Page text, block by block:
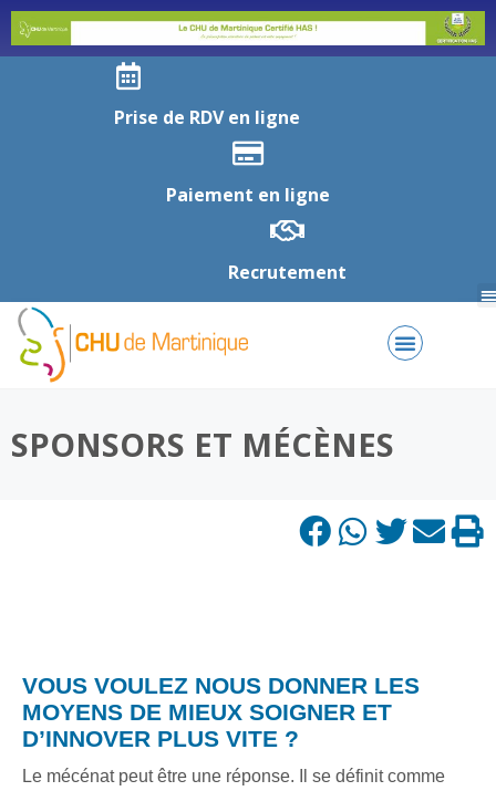
Prise de RDV en ligne
Paiement en ligne
Recrutement
SPONSORS ET MÉCÈNES
VOUS VOULEZ NOUS DONNER LES
MOYENS DE MIEUX SOIGNER ET
D’INNOVER PLUS VITE ?
Le mécénat peut être une réponse. Il se définit comme